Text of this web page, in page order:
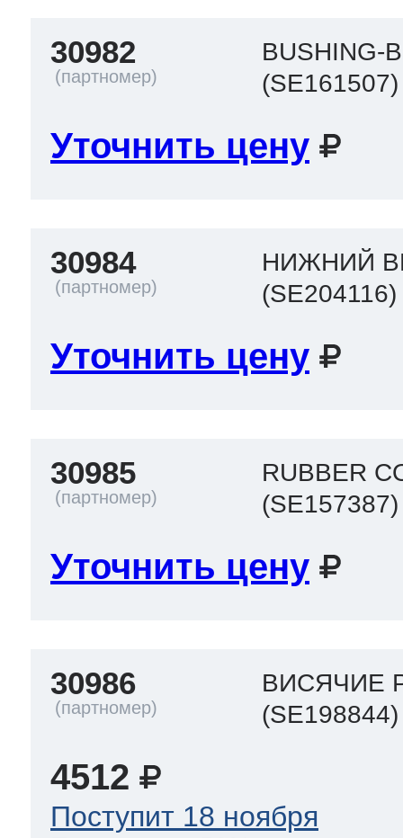
30982
BUSHING-
(SE161507)
Уточнить цену
30984
НИЖНИЙ
(SE204116)
Уточнить цену
30985
RUBBER
(SE157387)
Уточнить цену
30986
ВИСЯЧИЕ
(SE198844)
4512
Поступит 18 ноября